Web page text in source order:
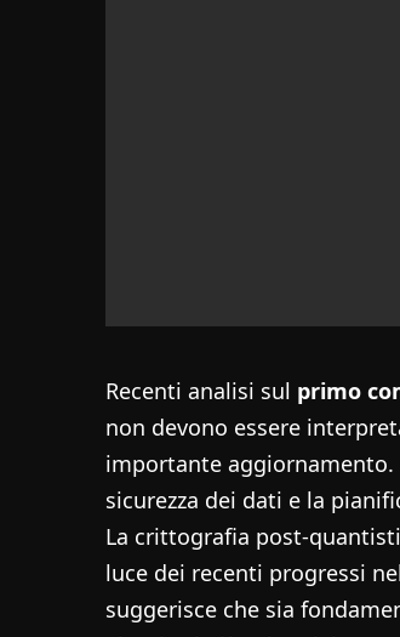
Recenti analisi sul primo
non devono essere
importante
sicurezza dei dati e la
La crittografia post-
luce dei recenti progressi
suggerisce che sia